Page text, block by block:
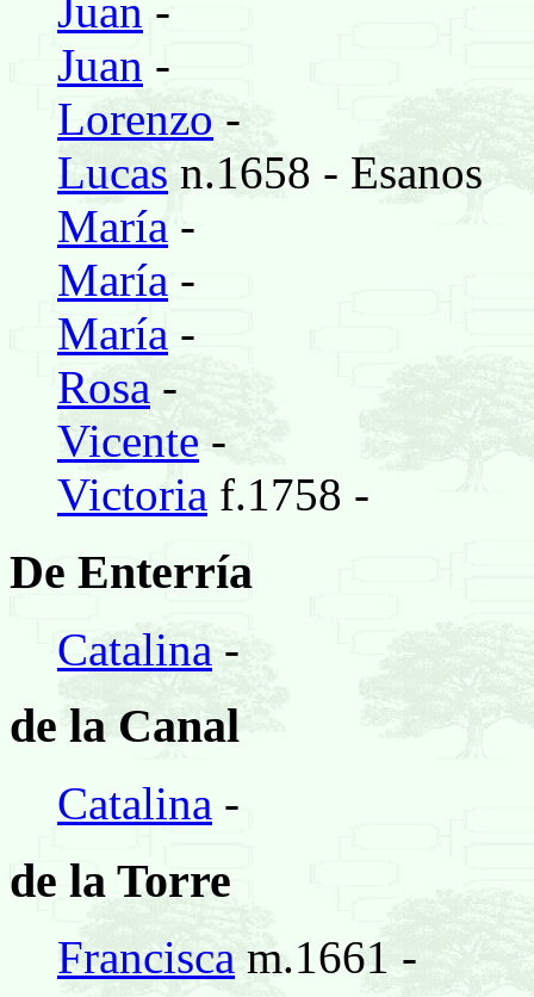
Juan -
Juan -
Lorenzo-
Lucas n.1658 - Esanos
María -
María -
María -
Rosa -
Vicente -
Victoria f.1758 -
De Enterría
Catalina-
de la Canal
Catalina -
de la Torre
Francisca m.1661 -